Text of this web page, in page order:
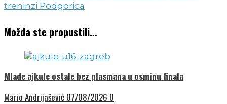
Možda ste propustili…
Mlade ajkule ostale bez plasmana u osminu finala
Mario Andrijašević 07/08/2026 0